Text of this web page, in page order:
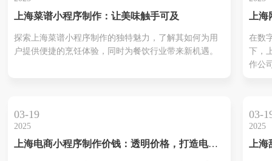
势与
上海菜谱小程序制作：让美味触手可及
探索上海菜谱小程序制作的独特魅力，了解其如何为用
户提供便捷的烹饪体验，同时为餐饮行业带来新机遇。
上海
化转
在数
下，
作公
的优
公司
03-19
2025
上海电商小程序制作价钱：透明价格，打造电商
03-
2025
上海